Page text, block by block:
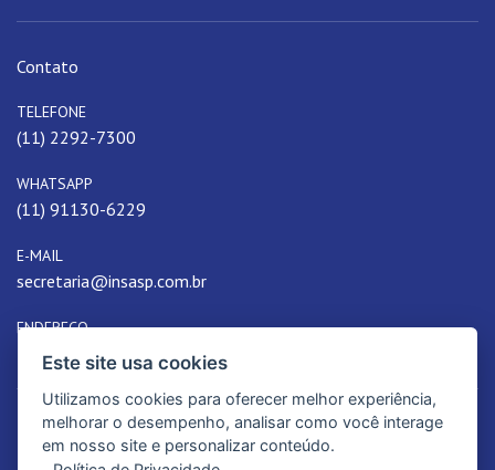
Contato
TELEFONE
(11) 2292-7300
WHATSAPP
(11) 91130-6229
E-MAIL
secretaria@insasp.com.br
ENDEREÇO
Rua Passos, 36 - Belenzinho, São Paulo, SP, Brasil
Este site usa cookies
Utilizamos cookies para oferecer melhor experiência,
melhorar o desempenho, analisar como você interage
em nosso site e personalizar conteúdo.